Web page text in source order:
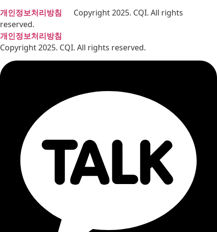
개인정보처리방침 Copyright 2025. CQI. All rights
reserved.
개인정보처리방침
Copyright 2025. CQI. All rights reserved.